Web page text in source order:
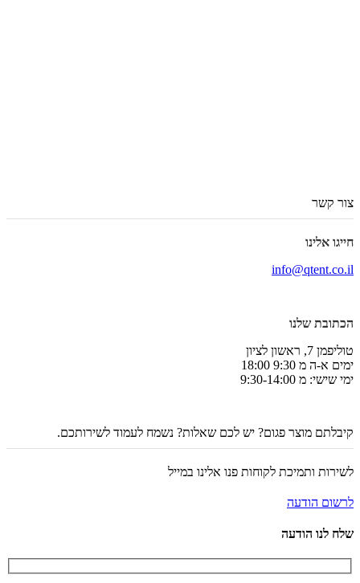
צור קשר
חייגו אלינו
info@qtent.co.il
הכתובת שלנו
טוליפמן 7, ראשון לציון
ימים א-ה מ 9:30 18:00
ימי שישי: מ 9:30-14:00
קיבלתם מוצר פגום? יש לכם שאלות? נשמח לעמוד לשירותכם.
לשירות ותמיכת לקוחות פנו אלינו במייל
לרשום הודעה
שלח לנו הודעה